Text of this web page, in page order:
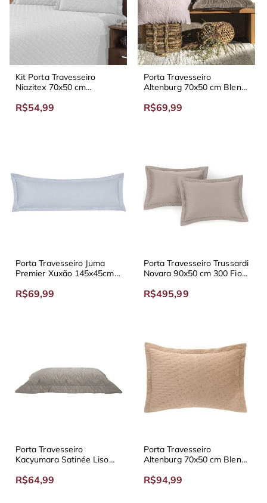
Kit Porta Travesseiro
Niazitex 70x50 cm
R$54,99
Porta Travesseiro
Altenburg 70x50 cm Blend
R$69,99
Porta Travesseiro Juma
Premier Xuxão 145x45cm
R$69,99
Porta Travesseiro Trussardi
Novara 90x50 cm 300 Fios
R$495,99
Porta Travesseiro
Kacyumara Satinée Liso
R$64,99
Porta Travesseiro
Altenburg 70x50 cm Blend
R$94,99